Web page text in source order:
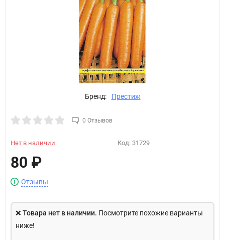
Бренд: Престиж
0 Отзывов
Нет в наличии Код: 31729
80 ₽
Отзывы
❌ Товара нет в наличии. Посмотрите похожие варианты
ниже!